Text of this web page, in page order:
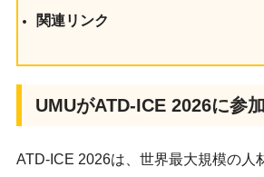
関連リンク
UMUがATD-ICE 2026に参
ATD-ICE 2026は、世界最大規模の人